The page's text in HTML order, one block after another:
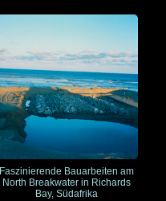
Faszinierende Bauarbeiten am
North Breakwater in Richards
Bay, Südafrika